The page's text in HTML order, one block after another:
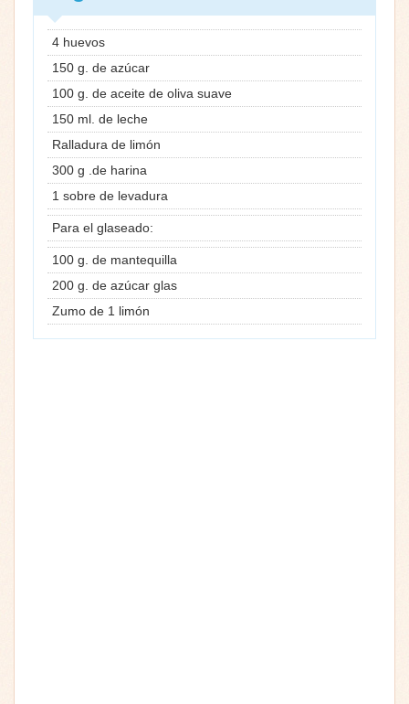
4 huevos
150 g. de azúcar
100 g. de aceite de oliva suave
150 ml. de leche
Ralladura de limón
300 g .de harina
1 sobre de levadura
Para el glaseado:
100 g. de mantequilla
200 g. de azúcar glas
Zumo de 1 limón